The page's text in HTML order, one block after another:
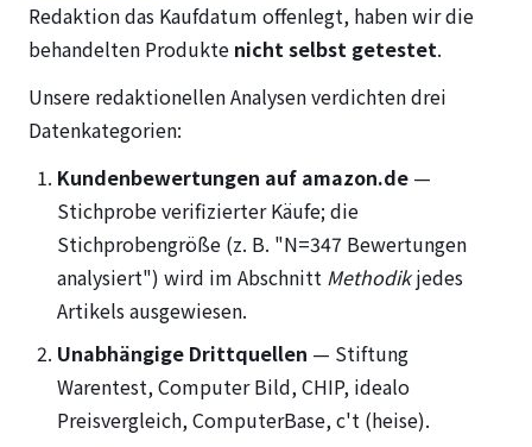
Redaktion das Kaufdatum offenlegt, haben wir die
behandelten Produkte nicht selbst getestet.
Unsere redaktionellen Analysen verdichten drei
Datenkategorien:
Kundenbewertungen auf amazon.de —
Stichprobe verifizierter Käufe; die
Stichprobengröße (z. B. "N=347 Bewertungen
analysiert") wird im Abschnitt Methodikjedes
Artikels ausgewiesen.
Unabhängige Drittquellen — Stiftung
Warentest, Computer Bild, CHIP, idealo
Preisvergleich, ComputerBase, c't (heise).